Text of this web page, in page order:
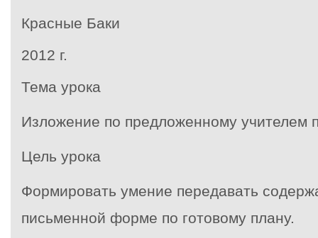
Красные Баки
2012 г.
Тема урока
Изложение по предложенному учителем
Цель урока
Формировать умение передавать
письменной форме по готовому плану.